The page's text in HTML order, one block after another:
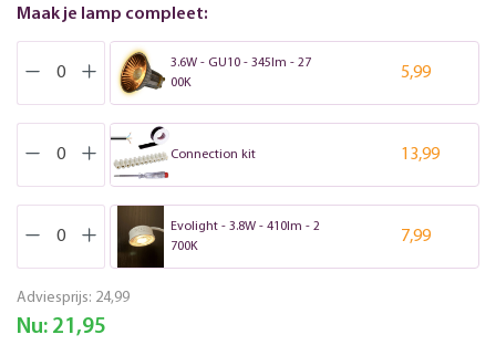
Maak je lamp compleet:
3.6W - GU10 - 345lm - 27
00K
5,99
Connection kit 13,99
Evolight - 3.8W - 410lm - 2
700K
7,99
Adviesprijs: 24,99
Nu: 21,95